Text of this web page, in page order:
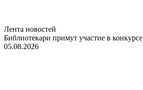
Лента новостей
Библиотекари примут участие в конкурсе
05.08.2026